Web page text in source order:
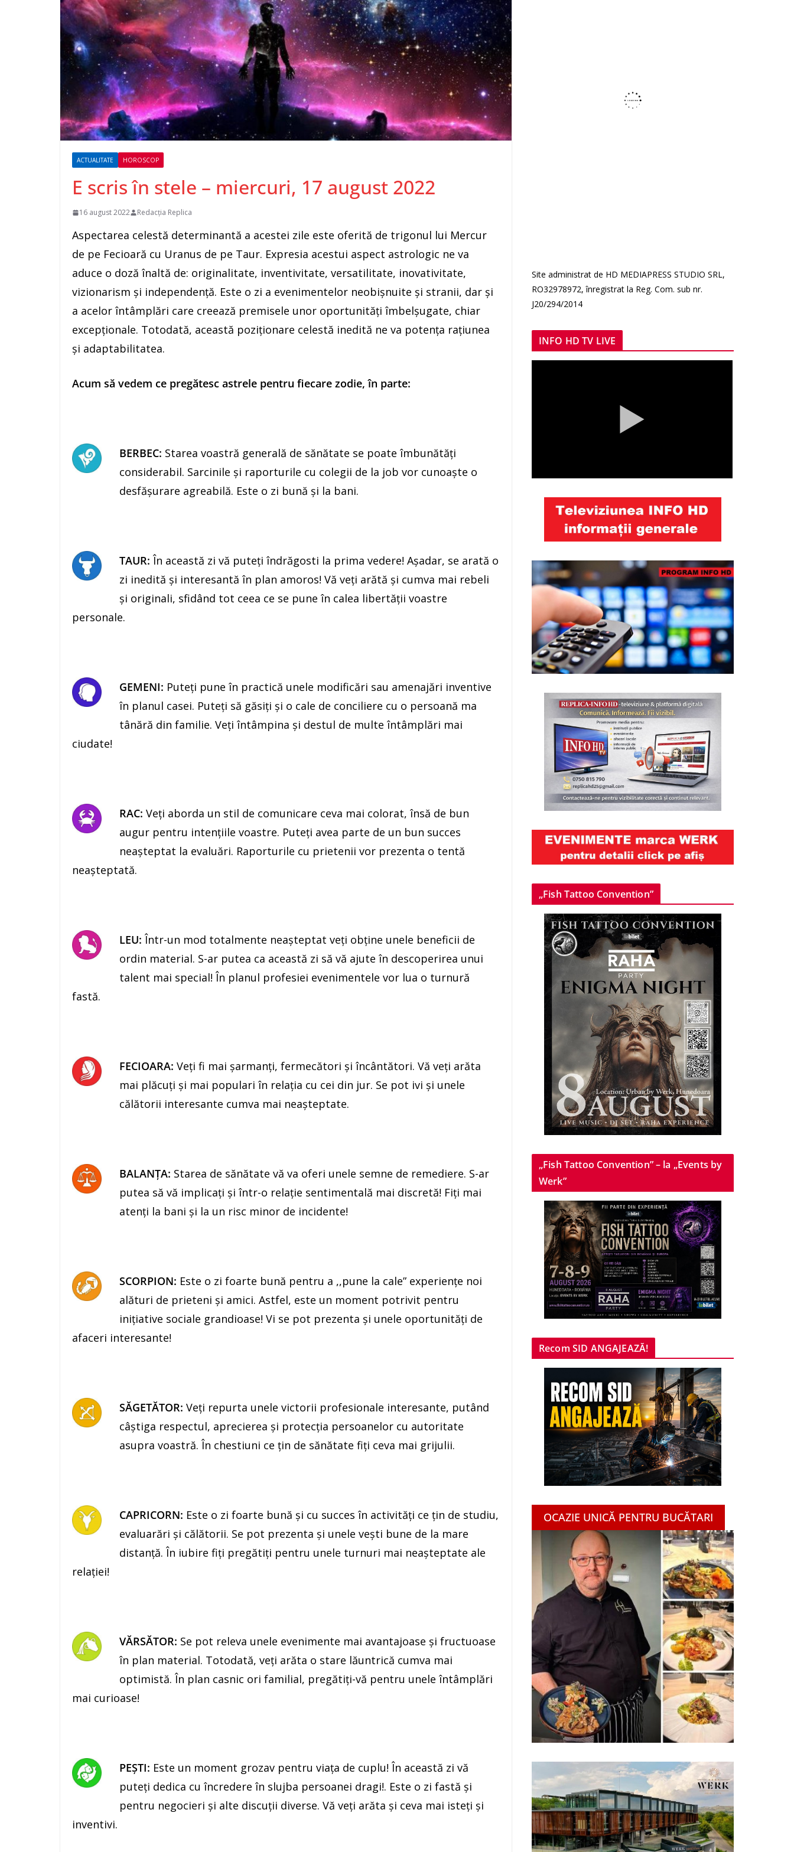
ACTUALITATE HOROSCOP
E scris în stele – miercuri, 17 august 2022
16 august 2022 Redacția Replica
Aspectarea celestă determinantă a acestei zile este oferită de trigonul lui Mercur
de pe Fecioară cu Uranus de pe Taur. Expresia acestui aspect astrologic ne va
aduce o doză înaltă de: originalitate, inventivitate, versatilitate, inovativitate,
vizionarism şi independenţă. Este o zi a evenimentelor neobişnuite şi stranii, dar şi
a acelor întâmplări care creează premisele unor oportunităţi îmbelşugate, chiar
excepţionale. Totodată, această poziţionare celestă inedită ne va potenţa raţiunea
şi adaptabilitatea.
Acum să vedem ce pregătesc astrele pentru fiecare zodie, în parte:
BERBEC: Starea voastră generală de sănătate se poate îmbunătăți
considerabil. Sarcinile şi raporturile cu colegii de la job vor cunoaşte o
desfăşurare agreabilă. Este o zi bună şi la bani.
TAUR: În această zi vă puteţi îndrăgosti la prima vedere! Aşadar, se arată o
zi inedită şi interesantă în plan amoros! Vă veţi arătă şi cumva mai rebeli
şi originali, sfidând tot ceea ce se pune în calea libertăţii voastre
personale.
GEMENI: Puteţi pune în practică unele modificări sau amenajări inventive
în planul casei. Puteţi să găsiţi şi o cale de conciliere cu o persoană ma
tânără din familie. Veţi întâmpina şi destul de multe întâmplări mai
ciudate!
RAC: Veţi aborda un stil de comunicare ceva mai colorat, însă de bun
augur pentru intenţiile voastre. Puteţi avea parte de un bun succes
neaşteptat la evaluări. Raporturile cu prietenii vor prezenta o tentă
neaşteptată.
LEU: Într-un mod totalmente neaşteptat veţi obţine unele beneficii de
ordin material. S-ar putea ca această zi să vă ajute în descoperirea unui
talent mai special! În planul profesiei evenimentele vor lua o turnură
fastă.
FECIOARA: Veţi fi mai şarmanţi, fermecători şi încântători. Vă veţi arăta
mai plăcuţi şi mai populari în relaţia cu cei din jur. Se pot ivi şi unele
călătorii interesante cumva mai neaşteptate.
BALANŢA: Starea de sănătate vă va oferi unele semne de remediere. S-ar
putea să vă implicaţi şi într-o relaţie sentimentală mai discretă! Fiţi mai
atenţi la bani şi la un risc minor de incidente!
SCORPION: Este o zi foarte bună pentru a ,,pune la cale” experienţe noi
alături de prieteni şi amici. Astfel, este un moment potrivit pentru
iniţiative sociale grandioase! Vi se pot prezenta şi unele oportunităţi de
afaceri interesante!
SĂGETĂTOR: Veţi repurta unele victorii profesionale interesante, putând
câştiga respectul, aprecierea şi protecţia persoanelor cu autoritate
asupra voastră. În chestiuni ce ţin de sănătate fiţi ceva mai grijulii.
CAPRICORN: Este o zi foarte bună şi cu succes în activităţi ce ţin de studiu,
evaluarări şi călătorii. Se pot prezenta şi unele veşti bune de la mare
distanţă. În iubire fiţi pregătiţi pentru unele turnuri mai neaşteptate ale
relației!
VĂRSĂTOR: Se pot releva unele evenimente mai avantajoase şi fructuoase
în plan material. Totodată, veţi arăta o stare lăuntrică cumva mai
optimistă. În plan casnic ori familial, pregătiţi-vă pentru unele întâmplări
mai curioase!
PEŞTI: Este un moment grozav pentru viaţa de cuplu! În această zi vă
puteţi dedica cu încredere în slujba persoanei dragi!. Este o zi fastă şi
pentru negocieri şi alte discuţii diverse. Vă veţi arăta şi ceva mai isteţi şi
inventivi.
Site administrat de HD MEDIAPRESS STUDIO SRL,
RO32978972, înregistrat la Reg. Com. sub nr.
J20/294/2014
INFO HD TV LIVE
„Fish Tattoo Convention”
„Fish Tattoo Convention” – la „Events by
Werk”
Recom SID ANGAJEAZĂ!
OCAZIE UNICĂ PENTRU BUCĂTARI